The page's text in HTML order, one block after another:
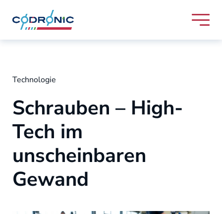
Technologie
Schrauben – High-
Tech im
unscheinbaren
Gewand